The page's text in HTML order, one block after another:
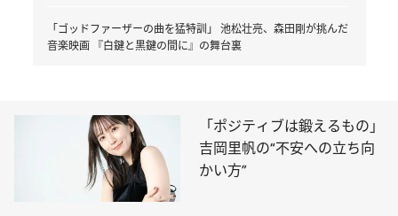
「ゴッドファーザーの曲を猛特訓」 池松壮亮、森田剛が挑んだ
音楽映画 『白鍵と黒鍵の間に』の舞台裏
「ポジティブは鍛えるもの」
吉岡里帆の“不安への立ち向
かい方”